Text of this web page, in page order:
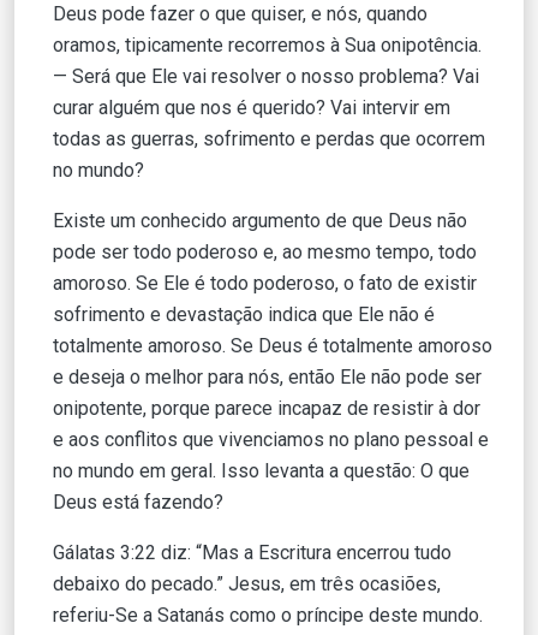
Deus pode fazer o que quiser, e nós, quando
oramos, tipicamente recorremos à Sua onipotência.
— Será que Ele vai resolver o nosso problema? Vai
curar alguém que nos é querido? Vai intervir em
todas as guerras, sofrimento e perdas que ocorrem
no mundo?
Existe um conhecido argumento de que Deus não
pode ser todo poderoso e, ao mesmo tempo, todo
amoroso. Se Ele é todo poderoso, o fato de existir
sofrimento e devastação indica que Ele não é
totalmente amoroso. Se Deus é totalmente amoroso
e deseja o melhor para nós, então Ele não pode ser
onipotente, porque parece incapaz de resistir à dor
e aos conflitos que vivenciamos no plano pessoal e
no mundo em geral. Isso levanta a questão: O que
Deus está fazendo?
Gálatas 3:22 diz: “Mas a Escritura encerrou tudo
debaixo do pecado.” Jesus, em três ocasiões,
referiu-Se a Satanás como o príncipe deste mundo.